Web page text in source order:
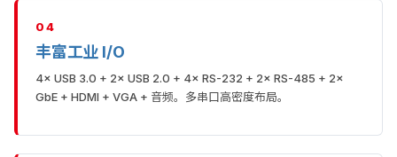
04
丰富工业 I/O
4× USB 3.0 + 2× USB 2.0 + 4× RS-232 + 2× RS-485 + 2×
GbE + HDMI + VGA + 音频。多串口高密度布局。